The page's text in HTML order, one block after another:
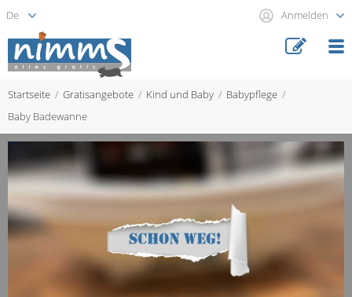
Anmelden
Startseite Gratisangebote Kind und Baby
Babypflege
Baby Badewanne